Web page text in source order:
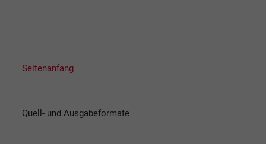
Seitenanfang
Quell- und Ausgabeformate